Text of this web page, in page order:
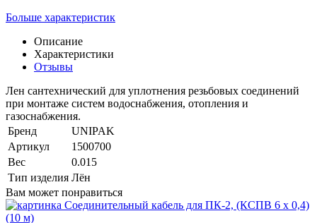
Больше характеристик
Описание
Характеристики
Отзывы
Лен сантехнический для уплотнения резьбовых соединений
при монтаже систем водоснабжения, отопления и
газоснабжения.
Бренд
UNIPAK
Артикул
1500700
Вес
0.015
Тип изделия Лён
Вам может понравиться